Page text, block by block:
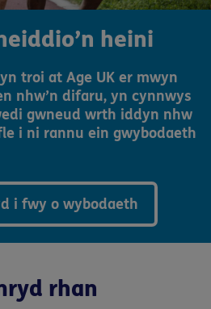
heini
troi at Age UK er mwyn
nhw’n difaru, yn cynnwys
gwneud wrth iddyn nhw
i ni rannu ein gwybodaeth
i fwy o wybodaeth
rhan